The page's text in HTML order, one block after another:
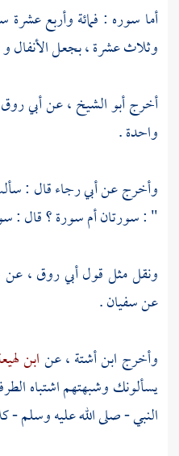
أما سوره : فمائة وأربع عشرة
وثلاث عشرة ، بجعل الأنفال
أخرجأبو الشيخ ،عنأبي روق
واحدة .
وأخرج عنأبي رجاءقال :
" : سورتان أم سورة ؟ قال :
ونقل مثل قولأبي روق ،عن
عنسفيان .
وأخرج ابن أشتة ،عنابن
يسألونك وشبهتهم اشتباه
النبي - صلى الله عليه وسلم -